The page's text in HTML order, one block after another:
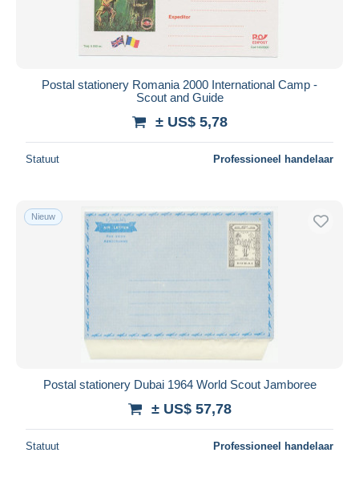
Postal stationery Romania 2000 International Camp -
Scout and Guide
± US$ 5,78
Statuut Professioneel handelaar
Nieuw
Postal stationery Dubai 1964 World Scout Jamboree
± US$ 57,78
Statuut Professioneel handelaar